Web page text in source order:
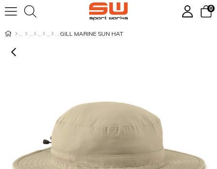
0
GILL MARINE SUN HAT